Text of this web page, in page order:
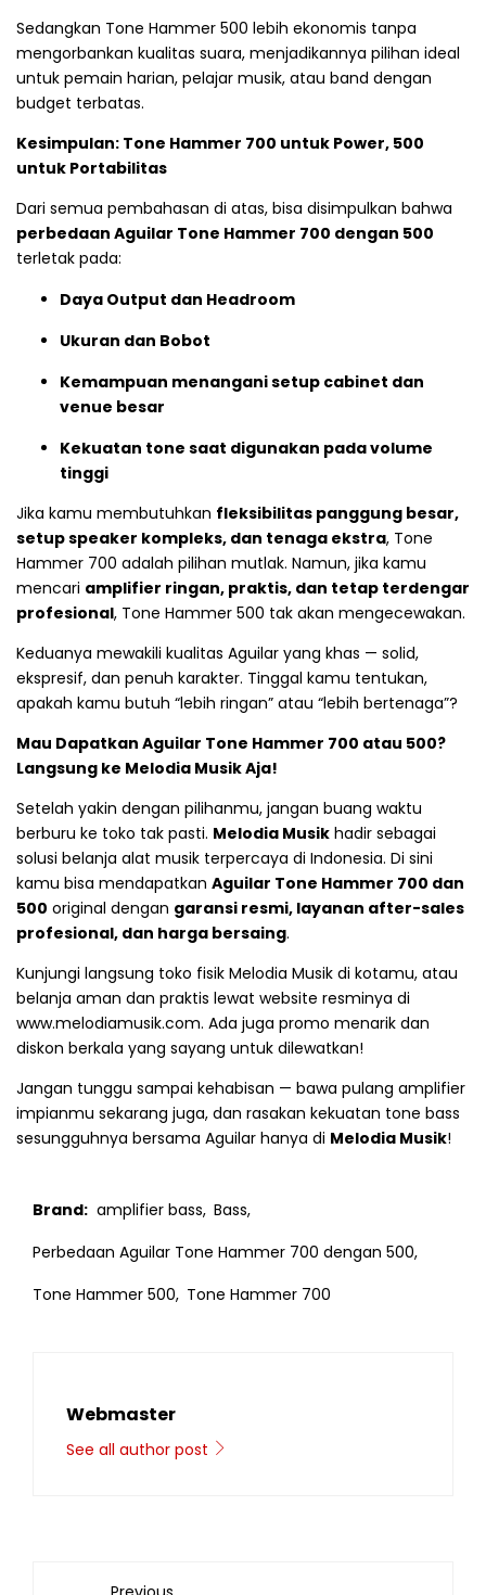
Sedangkan Tone Hammer 500 lebih ekonomis tanpa
mengorbankan kualitas suara, menjadikannya pilihan ideal
untuk pemain harian, pelajar musik, atau band dengan
budget terbatas.
Kesimpulan: Tone Hammer 700 untuk Power, 500
untuk Portabilitas
Dari semua pembahasan di atas, bisa disimpulkan bahwa
perbedaan Aguilar Tone Hammer 700 dengan 500
terletak pada:
Daya Output dan Headroom
Ukuran dan Bobot
Kemampuan menangani setup cabinet dan
venue besar
Kekuatan tone saat digunakan pada volume
tinggi
Jika kamu membutuhkan fleksibilitas panggung besar,
setup speaker kompleks, dan tenaga ekstra, Tone
Hammer 700 adalah pilihan mutlak. Namun, jika kamu
mencari amplifier ringan, praktis, dan tetap terdengar
profesional, Tone Hammer 500 tak akan mengecewakan.
Keduanya mewakili kualitas Aguilar yang khas — solid,
ekspresif, dan penuh karakter. Tinggal kamu tentukan,
apakah kamu butuh “lebih ringan” atau “lebih bertenaga”?
Mau Dapatkan Aguilar Tone Hammer 700 atau 500?
Langsung ke Melodia Musik Aja!
Setelah yakin dengan pilihanmu, jangan buang waktu
berburu ke toko tak pasti. Melodia Musik hadir sebagai
solusi belanja alat musik terpercaya di Indonesia. Di sini
kamu bisa mendapatkan Aguilar Tone Hammer 700 dan
500 original dengan garansi resmi, layanan after-sales
profesional, dan harga bersaing.
Kunjungi langsung toko fisik Melodia Musik di kotamu, atau
belanja aman dan praktis lewat website resminya di
www.melodiamusik.com. Ada juga promo menarik dan
diskon berkala yang sayang untuk dilewatkan!
Jangan tunggu sampai kehabisan — bawa pulang amplifier
impianmu sekarang juga, dan rasakan kekuatan tone bass
sesungguhnya bersama Aguilar hanya di Melodia Musik!
Brand: amplifier bass, Bass,
Perbedaan Aguilar Tone Hammer 700 dengan 500,
Tone Hammer 500, Tone Hammer 700
Webmaster
See all author post